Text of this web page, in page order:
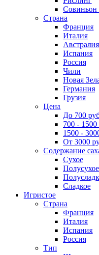
Совиньон
Страна
Франция
Италия
Австралия
Испания
Россия
Чили
Новая
Германия
Грузия
Цена
До 700
700 - 1500
1500 -
От 3000
Содержание
Сухое
Полусухое
Сладкое
Игристое
Страна
Франция
Италия
Испания
Россия
Тип